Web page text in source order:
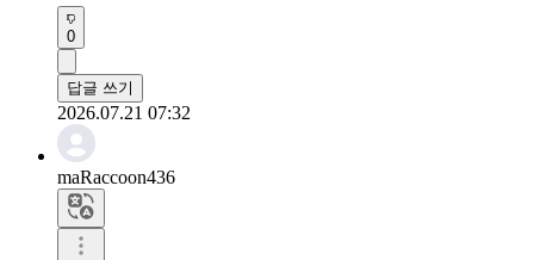
0
답글 쓰기
2026.07.21 07:32
maRaccoon436